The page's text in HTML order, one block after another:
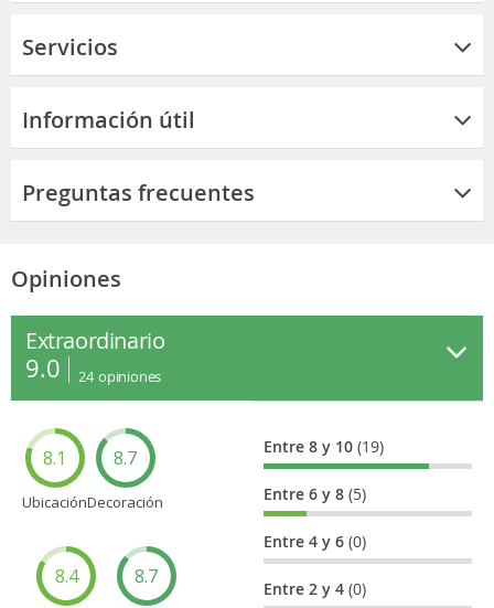
Servicios
Información útil
Preguntas frecuentes
Opiniones
Extraordinario
9.0 24 opiniones
8.1
Ubicación
8.7
Decoración
8.4 8.7
Entre 8 y 10(19)
Entre 6 y 8(5)
Entre 4 y 6(0)
Entre 2 y 4(0)